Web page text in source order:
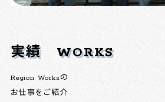
実績 WORKS
Region Worksの
お仕事をご紹介